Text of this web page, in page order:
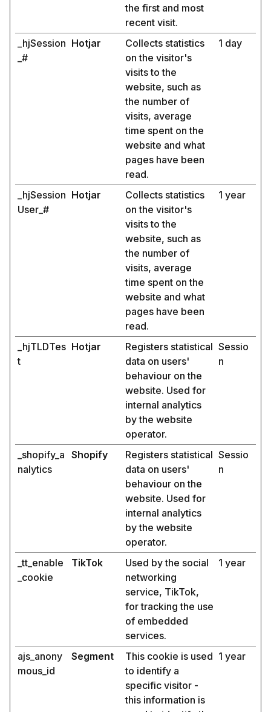
the first and most
recent visit.
_hjSession
_#
Hotjar
Collects statistics
on the visitor's
visits to the
website, such as
the number of
visits, average
time spent on the
website and what
pages have been
read.
1 day
_hjSession
User_#
Hotjar
Collects statistics
on the visitor's
visits to the
website, such as
the number of
visits, average
time spent on the
website and what
pages have been
read.
1 year
_hjTLDTes
t
Hotjar
Registers statistical
data on users'
behaviour on the
website. Used for
internal analytics
by the website
operator.
Sessio
n
_shopify_a
nalytics
Shopify
Registers statistical
data on users'
behaviour on the
website. Used for
internal analytics
by the website
operator.
Sessio
n
_tt_enable
_cookie
TikTok
Used by the social
networking
service, TikTok,
for tracking the use
of embedded
services.
1 year
ajs_anony
mous_id
Segment
This cookie is used
to identify a
specific visitor -
this information is
1 year